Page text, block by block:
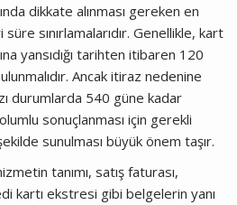
dikkate alınması gereken en
sınırlamalarıdır. Genellikle, kart
yansıdığı tarihten itibaren 120
Ancak itiraz nedenine
durumlarda 540 güne kadar
sonuçlanması için gerekli
sunulması büyük önem taşır.
tanımı, satış faturası,
kartı ekstresi gibi belgelerin yanı